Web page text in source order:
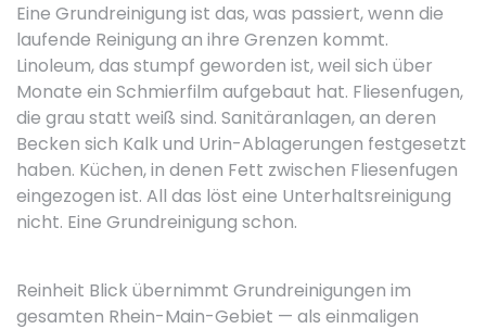
Eine Grundreinigung ist das, was passiert, wenn die
laufende Reinigung an ihre Grenzen kommt.
Linoleum, das stumpf geworden ist, weil sich über
Monate ein Schmierfilm aufgebaut hat. Fliesenfugen,
die grau statt weiß sind. Sanitäranlagen, an deren
Becken sich Kalk und Urin-Ablagerungen festgesetzt
haben. Küchen, in denen Fett zwischen Fliesenfugen
eingezogen ist. All das löst eine Unterhaltsreinigung
nicht. Eine Grundreinigung schon.
Reinheit Blick übernimmt Grundreinigungen im
gesamten Rhein-Main-Gebiet — als einmaligen